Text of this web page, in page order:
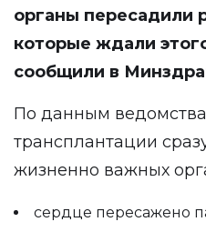
органы пересадили
которые ждали
сообщили в
По данным
трансплантации
жизненно важных
сердце пересажено